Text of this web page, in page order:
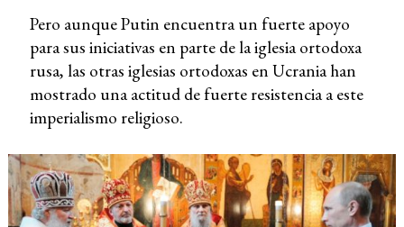
Pero aunque Putin encuentra un fuerte apoyo
para sus iniciativas en parte de la iglesia ortodoxa
rusa, las otras iglesias ortodoxas en Ucrania han
mostrado una actitud de fuerte resistencia a este
imperialismo religioso.